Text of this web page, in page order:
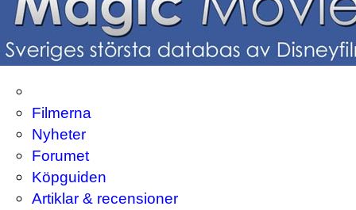
Filmerna
Nyheter
Forumet
Köpguiden
Artiklar & recensioner